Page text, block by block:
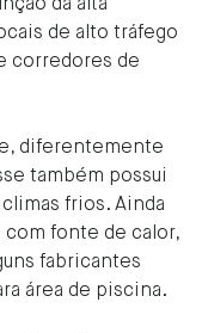
da alta
de alto tráfego
corredores de
diferentemente
também possui
frios. Ainda
fonte de calor,
fabricantes
área de piscina.